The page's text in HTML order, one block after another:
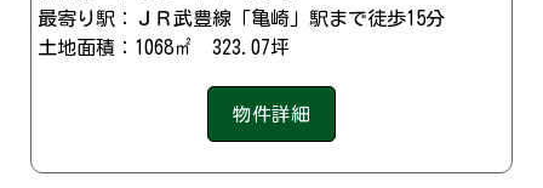
最寄り駅：ＪＲ武豊線「亀崎」駅まで徒歩15分
土地面積：1068㎡ 323.07坪
物件詳細